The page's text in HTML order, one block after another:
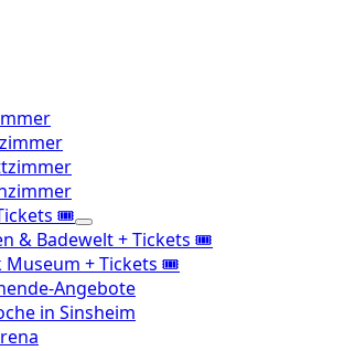
🎟️
& Badewelt + Tickets 🎟️
Museum + Tickets 🎟️
Angebote
in Sinsheim